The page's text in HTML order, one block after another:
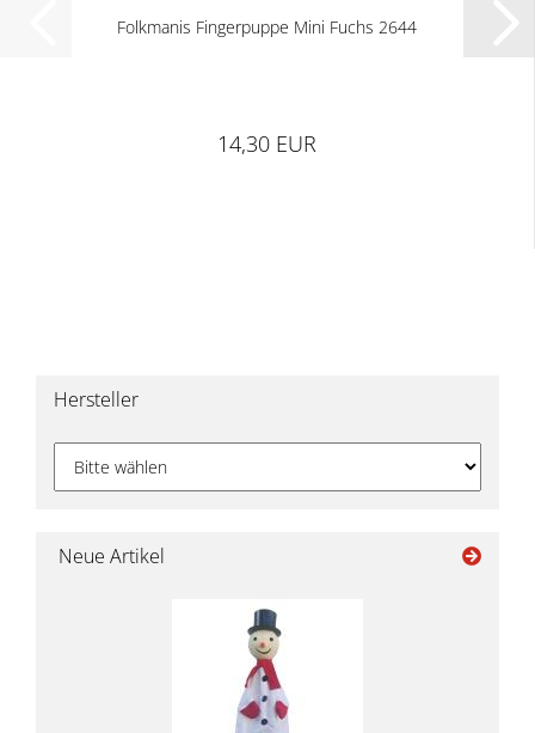
Folkmanis Fingerpuppe Mini Fuchs 2644
14,30 EUR
Hersteller
Neue Artikel